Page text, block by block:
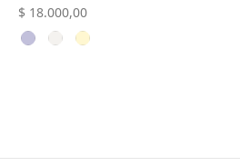
$ 18.000,00